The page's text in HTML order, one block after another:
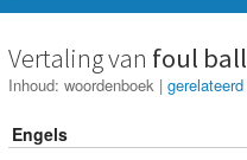
Vertaling van foul ball
Inhoud: woordenboek | gerelateerd
Engels